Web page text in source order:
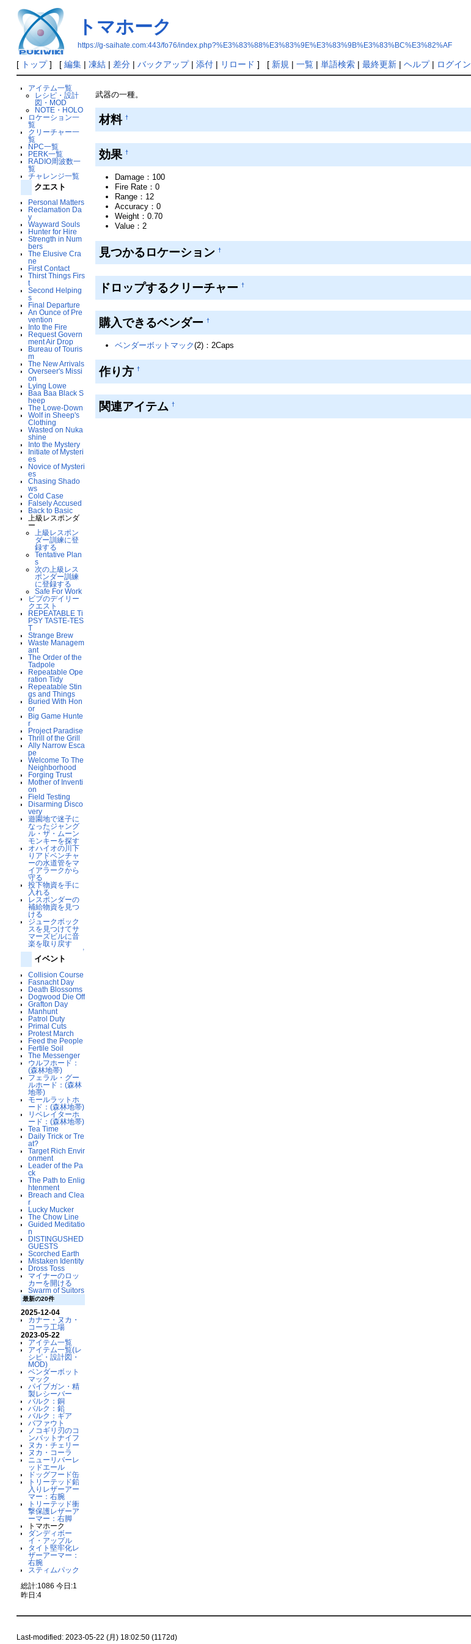
トマホーク
https://g-saihate.com:443/fo76/index.php?%E3%83%88%E3%83%9E%E3%83%9B%E3%83%BC%E3%82%AF
[ トップ] [ 編集| 凍結| 差分| バックアップ| 添付| リロード ] [ 新規 | 一覧| 単語検索| 最終更新| ヘルプ| ログイン
アイテム一覧
レシピ・設計
図・MOD
NOTE・HOLO
ロケーション一
覧
クリーチャー一
覧
NPC一覧
PERK一覧
RADIO周波数一
覧
チャレンジ一覧
クエスト
Personal Matters
Reclamation Da
y
Wayward Souls
Hunter for Hire
Strength in Num
bers
The Elusive Cra
ne
First Contact
Thirst Things Firs
t
Second Helping
s
Final Departure
An Ounce of Pre
vention
Into the Fire
Request Govern
ment Air Drop
Bureau of Touris
m
The New Arrivals
Overseer's Missi
on
Lying Lowe
Baa Baa Black S
heep
The Lowe-Down
Wolf in Sheep's
Clothing
Wasted on Nuka
shine
Into the Mystery
Initiate of Mysteri
es
Novice of Mysteri
es
Chasing Shado
ws
Cold Case
Falsely Accused
Back to Basic
上級レスポンダ
ー
上級レスポン
ダー訓練に登
録する
Tentative Plan
s
次の上級レス
ポンダー訓練
に登録する
Safe For Work
ビブのデイリー
クエスト
REPEATABLE Ti
PSY TASTE-TES
T
Strange Brew
Waste Managem
ant
The Order of the
Tadpole
Repeatable Ope
ration Tidy
Repeatable Stin
gs and Things
Buried With Hon
or
Big Game Hunte
r
Project Paradise
Thrill of the Grill
Ally Narrow Esca
pe
Welcome To The
Neighborhood
Forging Trust
Mother of Inventi
on
Field Testing
Disarming Disco
very
遊園地で迷子に
なったジャング
ル・ザ・ムーン
モンキーを探す
オハイオの川下
りアドベンチャ
ーの水道管をマ
イアラークから
守る
投下物資を手に
入れる
レスポンダーの
補給物資を見つ
ける
ジュークボック
スを見つけてサ
マーズビルに音
楽を取り戻す
↑
イベント
Collision Course
Fasnacht Day
Death Blossoms
Dogwood Die Off
Grafton Day
Manhunt
Patrol Duty
Primal Cuts
Protest March
Feed the People
Fertile Soil
The Messenger
ウルフホード：
(森林地帯)
フェラル・グー
ルホード：(森林
地帯)
モールラットホ
ード：(森林地帯)
リベレイターホ
ード：(森林地帯)
Tea Time
Daily Trick or Tre
at?
Target Rich Envir
onment
Leader of the Pa
ck
The Path to Enlig
htenment
Breach and Clea
r
Lucky Mucker
The Chow Line
Guided Meditatio
n
DISTINGUSHED
GUESTS
Scorched Earth
Mistaken Identity
Dross Toss
マイナーのロッ
カーを開ける
Swarm of Suitors
最新の20件
2025-12-04
カナー・ヌカ・
コーラ工場
2023-05-22
アイテム一覧
アイテム一覧(レ
シピ・設計図・
MOD)
ベンダーボット
マック
パイプガン・精
製レシーバー
バルク：銅
バルク：鉛
バルク：ギア
バファウト
ノコギリ刃のコ
ンバットナイフ
ヌカ・チェリー
ヌカ・コーラ
ニューリバーレ
ッドエール
ドッグフード缶
トリーテッド鉛
入りレザーアー
マー：右腕
トリーテッド衝
撃保護レザーア
ーマー：右脚
トマホーク
ダンディボー
イ・アップル
タイト堅牢化レ
ザーアーマー：
右腕
スティムパック
総計:1086 今日:1
昨日:4
武器の一種。
材料†
効果†
Damage：100
Fire Rate：0
Range：12
Accuracy：0
Weight：0.70
Value：2
見つかるロケーション†
ドロップするクリーチャー†
購入できるベンダー†
ベンダーボットマック(2)：2Caps
作り方†
関連アイテム†
Last-modified: 2023-05-22 (月) 18:02:50 (1172d)